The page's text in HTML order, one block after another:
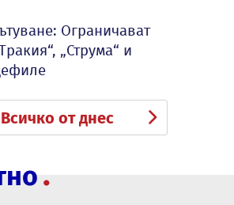
Ограничават
„Струма“ и
Всичко от днес